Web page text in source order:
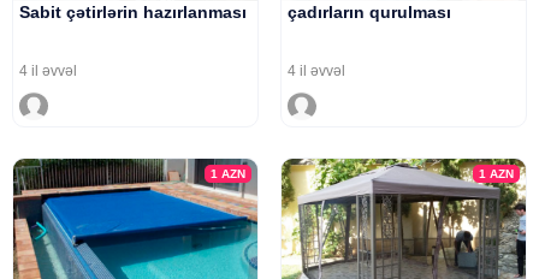
Sabit çətirlərin hazırlanması
4 il əvvəl
çadırların qurulması
4 il əvvəl
1AZN 1 AZN